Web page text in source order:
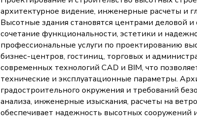
архитектурное видение, инженерные расчеты и
Высотные здания становятся центрами деловой
сочетание функциональности, эстетики и
профессиональные услуги по проектированию
бизнес-центров, гостиниц, торговых и
современных технологий CAD и BIM, что
технические и эксплуатационные параметры.
градостроительного окружения и требований
анализа, инженерные изыскания, расчеты на
обеспечивает надежность высотных сооружений